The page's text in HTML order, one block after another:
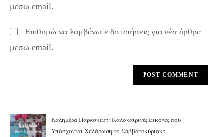
(optional)
μέσω email.
Επιθυμώ να λαμβάνω ειδοποιήσεις για νέα άρθρα
μέσω email.
Καλημέρα Παρασκευή: Καλοκαιρινές Εικόνες που
Υπόσχονται Χαλάρωση το Σαββατοκύριακο